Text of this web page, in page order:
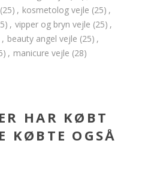
(25) , kosmetolog vejle (25) ,
, vipper og bryn vejle (25) ,
, beauty angel vejle (25) ,
, manicure vejle (28)
HAR KØBT
KØBTE OGSÅ